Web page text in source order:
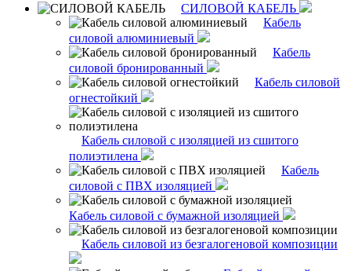
СИЛОВОЙ КАБЕЛЬ
Кабель
силовой алюминиевый
Кабель
силовой бронированный
Кабель силовой
огнестойкий
Кабель силовой с изоляцией из сшитого
полиэтилена
Кабель
силовой с ПВХ изоляцией
Кабель силовой с бумажной изоляцией
Кабель силовой из безгалогеновой композиции